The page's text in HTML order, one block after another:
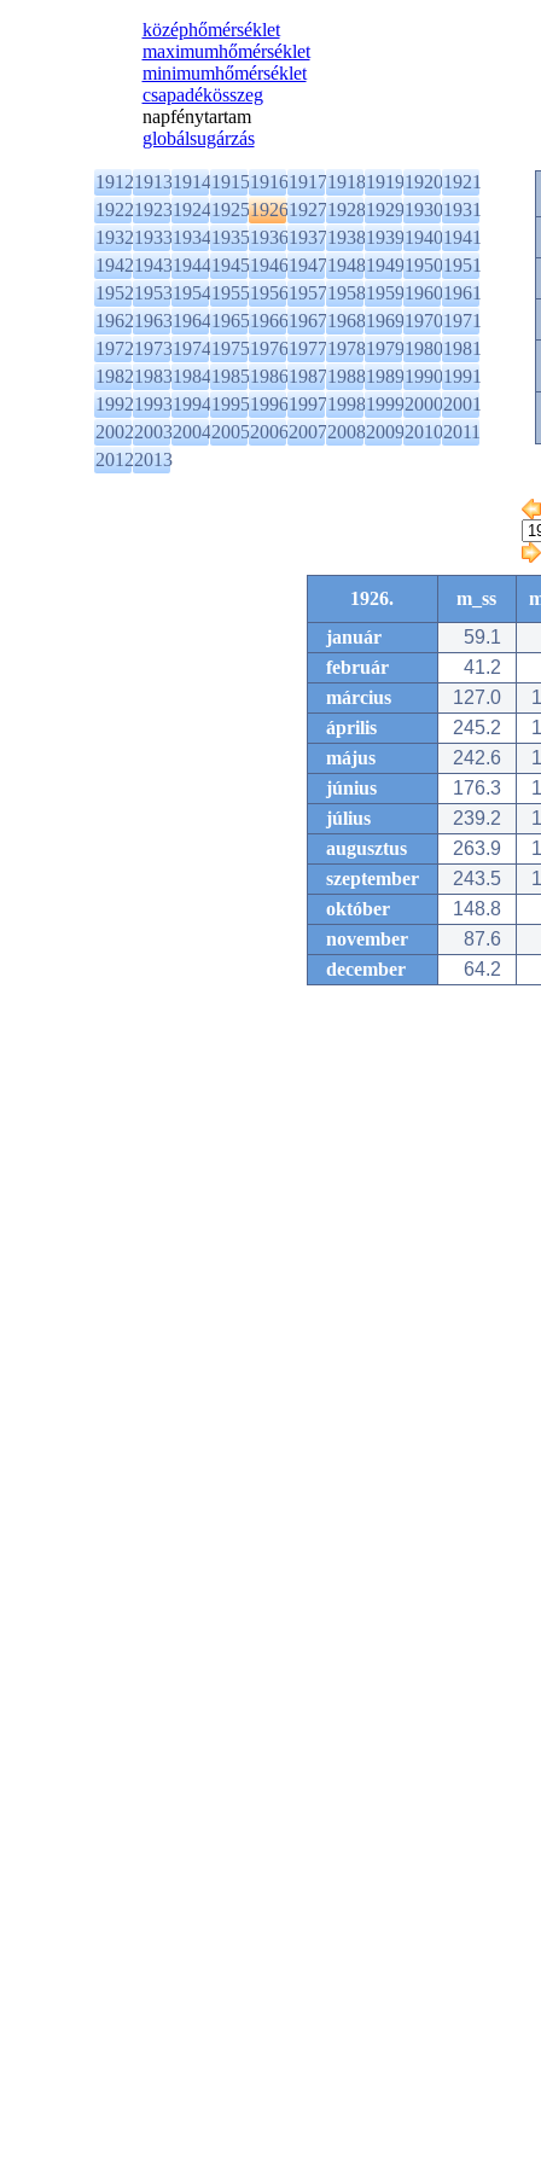
középhőmérséklet
maximumhőmérséklet
minimumhőmérséklet
csapadékösszeg
napfénytartam
globálsugárzás
1912191319141915191619171918191919201921
1922192319241925192619271928192919301931
1932193319341935193619371938193919401941
1942194319441945194619471948194919501951
1952195319541955195619571958195919601961
1962196319641965196619671968196919701971
1972197319741975197619771978197919801981
1982198319841985198619871988198919901991
1992199319941995199619971998199920002001
2002200320042005200620072008200920102011
20122013
1926. m_ss
január
59.1
február
41.2
március
127.0
április
245.2
május
242.6
június
176.3
július
239.2
augusztus
263.9
szeptember
243.5
október
148.8
november
87.6
december
64.2